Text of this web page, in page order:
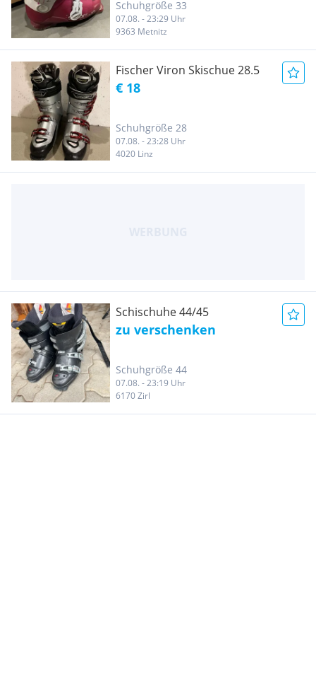
Schuhgröße 33
07.08. - 23:29 Uhr
9363 Metnitz
Fischer Viron Skischue 28.5
€ 18
Schuhgröße 28
07.08. - 23:28 Uhr
4020 Linz
Schischuhe 44/45
zu verschenken
Schuhgröße 44
07.08. - 23:19 Uhr
6170 Zirl